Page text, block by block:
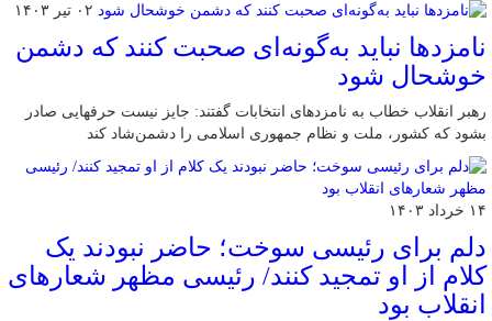
۰۲ تیر ۱۴۰۳
نامزدها نباید به‌گونه‌ای صحبت کنند که دشمن
خوشحال شود
رهبر انقلاب خطاب به نامزدهای انتخابات گفتند: جایز نیست حرفهایی صادر
بشود که کشور، ملت و نظام جمهوری اسلامی را دشمن‌شاد کند
۱۴ خرداد ۱۴۰۳
دلم برای رئیسی سوخت؛ حاضر نبودند یک
کلام از او تمجید کنند/ رئیسی مظهر شعارهای
انقلاب بود